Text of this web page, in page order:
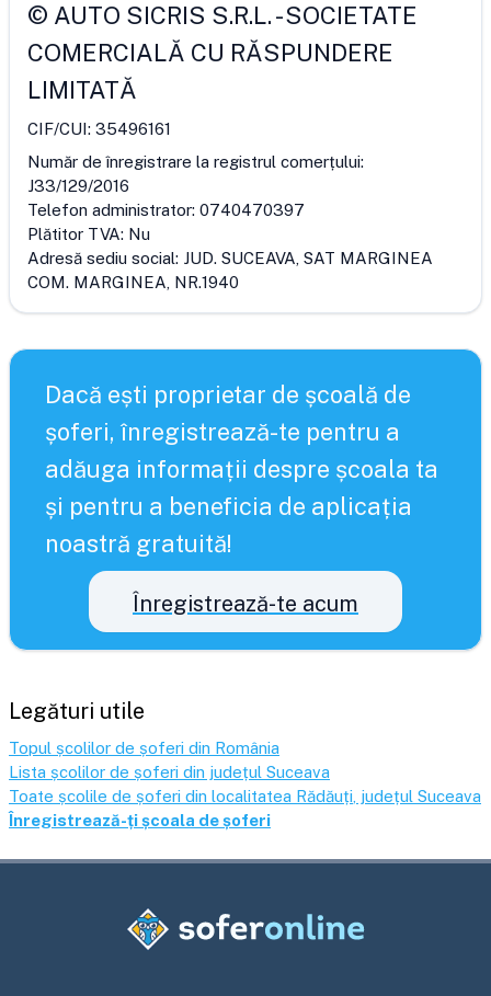
© AUTO SICRIS S.R.L.-SOCIETATE
COMERCIALĂ CU RĂSPUNDERE
LIMITATĂ
CIF/CUI: 35496161
Număr de înregistrare la registrul comerțului:
J33/129/2016
Telefon administrator: 0740470397
Plătitor TVA: Nu
Adresă sediu social: JUD. SUCEAVA, SAT MARGINEA
COM. MARGINEA, NR.1940
Dacă ești proprietar de școală de
șoferi, înregistrează-te pentru a
adăuga informații despre școala ta
și pentru a beneficia de aplicația
noastră gratuită!
Înregistrează-te acum
Legături utile
Topul școlilor de șoferi din România
Lista școlilor de șoferi din județul Suceava
Toate școlile de șoferi din localitatea Rădăuți , județul Suceava
Înregistrează-ți școala de șoferi